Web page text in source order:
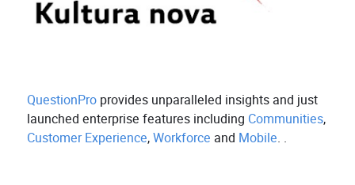
QuestionPro provides unparalleled insights and just
launched enterprise features including Communities,
Customer Experience,Workforce and Mobile. .